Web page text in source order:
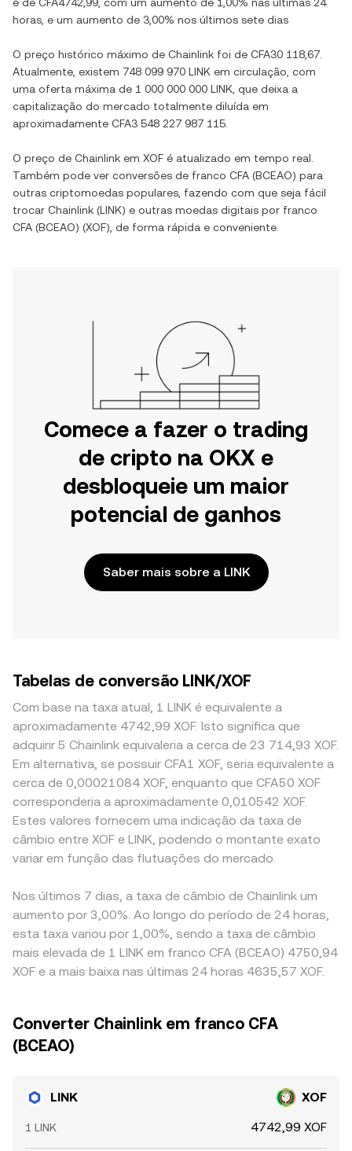
horas, e um aumento de 3,00% nos últimos sete dias
O preço histórico máximo de Chainlink foi de CFA30 118,67
Atualmente, existem 748 099 970 LINK em circulação, com
uma oferta máxima de 1 000 000 000 LINK , que deixa a
capitalização do mercado totalmente diluída em
aproximadamente CFA3 548 227 987 115
O preço de Chainlink em XOF é atualizado em tempo real.
Também pode ver conversões de franco CFA (BCEAO) para
outras criptomoedas populares, fazendo com que seja fácil
trocar Chainlink (LINK) e outras moedas digitais por franco
CFA (BCEAO) (XOF), de forma rápida e conveniente.
Comece a fazer o trading
de cripto na OKX e
desbloqueie um maior
potencial de ganhos
Saber mais sobre a LINK
Tabelas de conversão LINK/XOF
Com base na taxa atual, 1 LINK é equivalente a
aproximadamente 4742,99 XOF. Isto significa que
adquirir 5 Chainlink equivaleria a cerca de 23 714,93 XOF.
Em alternativa, se possuir CFA1 XOF, seria equivalente a
cerca de 0,00021084 XOF, enquanto que CFA50 XOF
corresponderia a aproximadamente 0,010542 XOF.
Estes valores fornecem uma indicação da taxa de
câmbio entre XOF e LINK, podendo o montante exato
variar em função das flutuações do mercado.
Nos últimos 7 dias, a taxa de câmbio de Chainlink um
aumento por 3,00%. Ao longo do período de 24 horas,
esta taxa variou por 1,00%, sendo a taxa de câmbio
mais elevada de 1 LINK em franco CFA (BCEAO) 4750,94
XOF e a mais baixa nas últimas 24 horas 4635,57 XOF.
Converter Chainlink em franco CFA
(BCEAO)
LINK XOF
1 LINK 4742,99 XOF